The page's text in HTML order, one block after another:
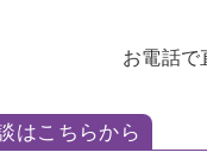
お電話で
はこちらから